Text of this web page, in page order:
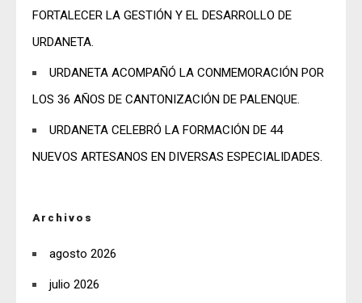
FORTALECER LA GESTIÓN Y EL DESARROLLO DE
URDANETA.
URDANETA ACOMPAÑÓ LA CONMEMORACIÓN POR
LOS 36 AÑOS DE CANTONIZACIÓN DE PALENQUE.
URDANETA CELEBRÓ LA FORMACIÓN DE 44
NUEVOS ARTESANOS EN DIVERSAS ESPECIALIDADES.
Archivos
agosto 2026
julio 2026